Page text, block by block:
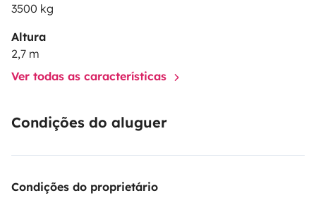
3500 kg
Altura
2,7 m
Ver todas as características
Condições do aluguer
Condições do proprietário